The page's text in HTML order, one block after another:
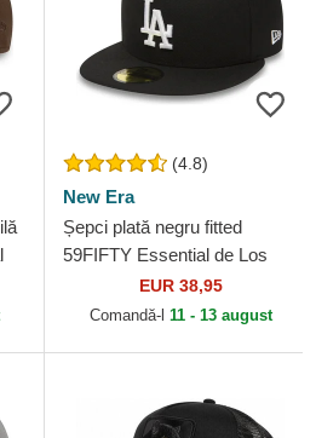
(4.8)
New Era
Șepci plată negru fitted
59FIFTY Essential de Los
Angeles Dodgers MLB de
New Era
EUR 38,95
Comandă-l 11 - 13 august